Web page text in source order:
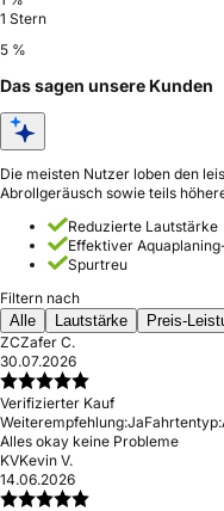
1 Stern
5 %
Das sagen unsere Kunden
Die meisten Nutzer loben den
Abrollgeräusch sowie teils
Reduzierte Lautstärke
Effektiver
Spurtreu
Filtern nach
Alle
Lautstärke Preis-
ZCZafer C.
30.07.2026
Verifizierter Kauf
Weiterempfehlung:JaFahrtentyp:
Alles okay keine Probleme
KVKevin V.
14.06.2026